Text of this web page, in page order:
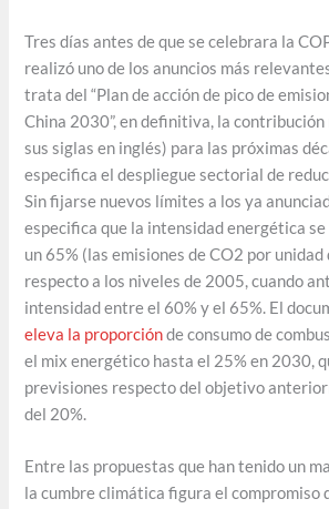
Tres días antes de que se celebrara la
realizó uno de los anuncios más
trata del “Plan de acción de pico de
China 2030”, en definitiva, la
sus siglas en inglés) para las próximas
especifica el despliegue sectorial de
Sin fijarse nuevos límites a los ya
especifica que la intensidad energética
un 65% (las emisiones de CO2 por unidad
respecto a los niveles de 2005, cuando
intensidad entre el 60% y el 65%. El
eleva la proporciónde consumo de
el mix energético hasta el 25% en 2030,
previsiones respecto del objetivo
del 20%.
Entre las propuestas que han tenido un
la cumbre climática figura el compromiso